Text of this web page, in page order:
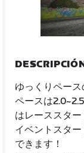
ゆっくりペース
ペースは
はレーススター
イベントスタ
できます！